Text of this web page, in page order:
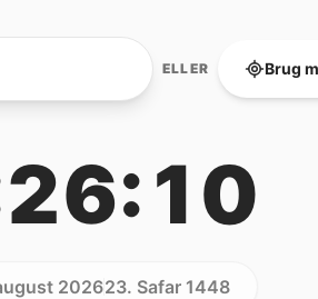
ELLER Brug
202623. Safar 1448